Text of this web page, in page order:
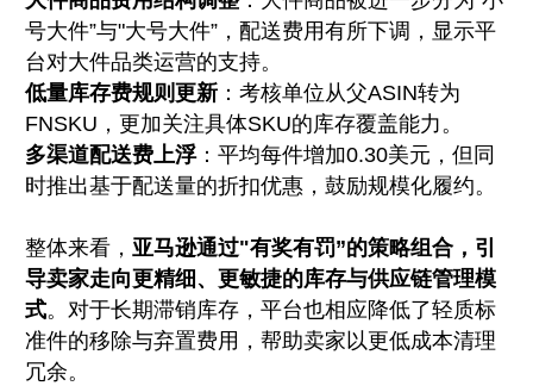
号大件”与"大号大件”，配送费用有所下调，显示平
台对大件品类运营的支持。
低量库存费规则更新 ：考核单位从父ASIN转为
FNSKU，更加关注具体SKU的库存覆盖能力。
多渠道配送费上浮：平均每件增加0.30美元，但同
时推出基于配送量的折扣优惠，鼓励规模化履约。
整体来看，亚马逊通过"有奖有罚”的策略组合，引
导卖家走向更精细、更敏捷的库存与供应链管理模
式。对于长期滞销库存，平台也相应降低了轻质标
准件的移除与弃置费用，帮助卖家以更低成本清理
冗余。